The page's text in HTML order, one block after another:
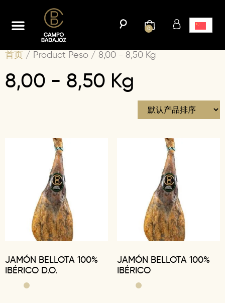
0
首页 / Product Peso / 8,00 - 8,50 Kg
8,00 - 8,50 Kg
JAMÓN BELLOTA 100%
IBÉRICO D.O.
JAMÓN BELLOTA 100%
IBÉRICO